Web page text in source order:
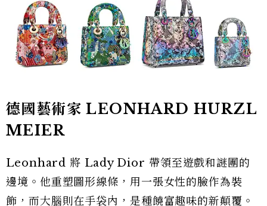
德國藝術家 LEONHARD HURZL
MEIER
Leonhard 將 Lady Dior 帶領至遊戲和謎團的
邊境。他重塑圖形線條，用一張女性的臉作為裝
飾，而大腦則在手袋內，是種饒富趣味的新顛覆。